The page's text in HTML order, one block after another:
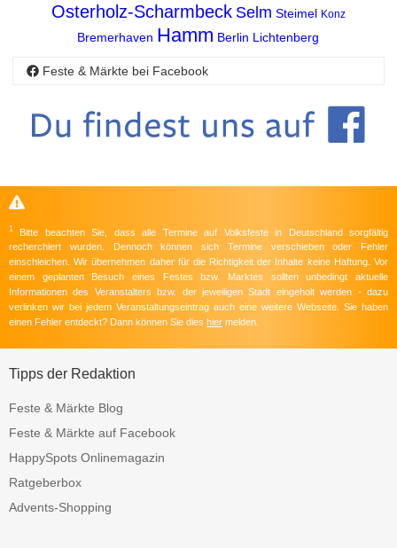
Osterholz-Scharmbeck Selm Steimel Konz
Bremerhaven Hamm Berlin Lichtenberg
Feste & Märkte bei Facebook
1
Bitte beachten Sie, dass alle Termine auf Volksfeste in Deutschland sorgfältig
recherchiert wurden. Dennoch können sich Termine verschieben oder Fehler
einschleichen. Wir übernehmen daher für die Richtigkeit der Inhalte keine Haftung. Vor
einem geplanten Besuch eines Festes bzw. Marktes sollten unbedingt aktuelle
Informationen des Veranstalters bzw. der jeweiligen Stadt eingeholt werden - dazu
verlinken wir bei jedem Veranstaltungseintrag auch eine weitere Webseite. Sie haben
einen Fehler entdeckt? Dann können Sie dies hier melden.
Tipps der Redaktion
Feste & Märkte Blog
Feste & Märkte auf Facebook
HappySpots Onlinemagazin
Ratgeberbox
Advents-Shopping